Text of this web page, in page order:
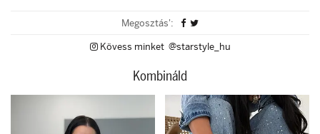
Megosztás':
Kövess minket @starstyle_hu
Kombináld